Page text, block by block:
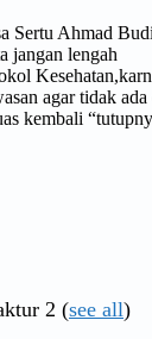
Sertu Ahmad
jangan lengah
agar tidak
kembali
2 (see all)